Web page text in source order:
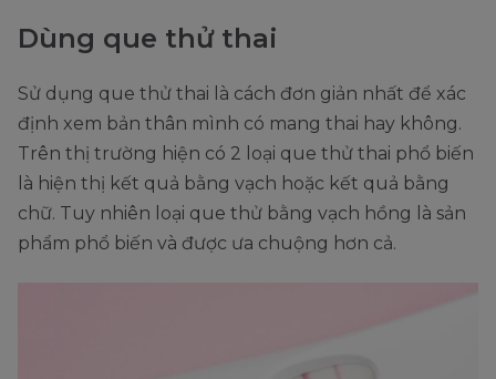
Dùng que thử thai
Sử dụng que thử thai là cách đơn giản nhất để xác
định xem bản thân mình có mang thai hay không.
Trên thị trường hiện có 2 loại que thử thai phổ biến
là hiện thị kết quả bằng vạch hoặc kết quả bằng
chữ. Tuy nhiên loại que thử bằng vạch hồng là sản
phẩm phổ biến và được ưa chuộng hơn cả.